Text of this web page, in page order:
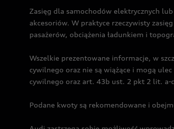
Zasięg dla samochodów elektrycznych
akcesoriów. W praktyce rzeczywisty
pasażerów, obciążenia ładunkiem i
Wszelkie prezentowane informacje, w
cywilnego oraz nie są wiążące i mogą
cywilnego oraz art. 43b ust. 2 pkt 2 lit. a-
Podane kwoty są rekomendowane i